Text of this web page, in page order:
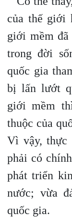
của thế giới
giới mềm
trong đời
quốc gia
bị lấn lướt
giới mềm
thuộc của
Vì vậy, thực
phải có
phát triển
nước; vừa
quốc gia.